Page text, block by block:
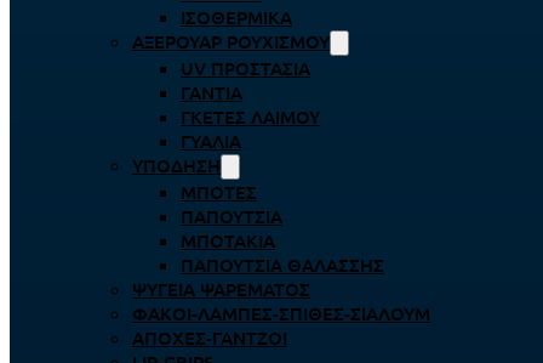
ΙΣΟΘΕΡΜΙΚΆ
ΑΞΕΡΟΥΆΡ ΡΟΥΧΙΣΜΟΎ
UV ΠΡΟΣΤΑΣΊΑ
ΓΆΝΤΙΑ
ΓΚΈΤΕΣ ΛΑΊΜΟΥ
ΓΥΑΛΙΆ
ΥΠΌΔΗΣΗ
ΜΠΌΤΕΣ
ΠΑΠΟΎΤΣΙΑ
ΜΠΟΤΆΚΙΑ
ΠΑΠΟΎΤΣΙΑ ΘΑΛΆΣΣΗΣ
ΨΥΓΕΊΑ ΨΑΡΈΜΑΤΟΣ
ΦΑΚΟΊ-ΛΆΜΠΕΣ-ΣΠΊΘΕΣ-ΣΊΑΛΟΥΜ
ΑΠΌΧΕΣ-ΓΆΝΤΖΟΙ